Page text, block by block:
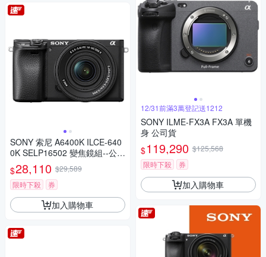
SONY 索尼 A6400K ILCE-640
0K SELP16502 變焦鏡組--公司
貨
$28,110 $29,589
限時下殺
券
加入購物車
12/31前滿3萬登記送1212
SONY ILME-FX3A FX3A 單機
身 公司貨
$119,290 $125,568
限時下殺
券
加入購物車